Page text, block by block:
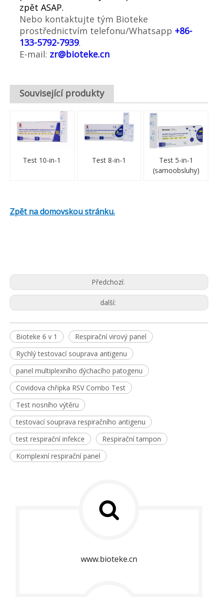
zpět ASAP.
Nebo kontaktujte tým Bioteke
prostřednictvím telefonu/Whatsapp +86-
133-5792-7939.
E-mail: zr@bioteke.cn
Související produkty
Test 10-in-1 Test 8-in-1
Test 5-in-1
(samoobsluhy)
Zpět na domovskou stránku.
Předchozí:
další:
Bioteke 6 v 1
Respirační virový panel
Rychlý testovací souprava antigenu
panel multiplexního dýchacího patogenu
Covidova chřipka RSV Combo Test
Test nosního výtěru
testovací souprava respiračního antigenu
test respirační infekce
Respirační tampon
Komplexní respirační panel
www.bioteke.cn